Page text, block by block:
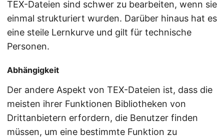
TEX-Dateien sind schwer zu bearbeiten, wenn sie
einmal strukturiert wurden. Darüber hinaus hat es
eine steile Lernkurve und gilt für technische
Personen.
Abhängigkeit
Der andere Aspekt von TEX-Dateien ist, dass die
meisten ihrer Funktionen Bibliotheken von
Drittanbietern erfordern, die Benutzer finden
müssen, um eine bestimmte Funktion zu